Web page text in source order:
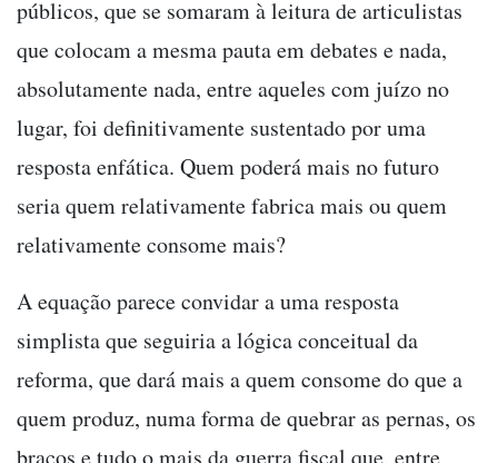
públicos, que se somaram à leitura de articulistas
que colocam a mesma pauta em debates e nada,
absolutamente nada, entre aqueles com juízo no
lugar, foi definitivamente sustentado por uma
resposta enfática. Quem poderá mais no futuro
seria quem relativamente fabrica mais ou quem
relativamente consome mais?
A equação parece convidar a uma resposta
simplista que seguiria a lógica conceitual da
reforma, que dará mais a quem consome do que a
quem produz, numa forma de quebrar as pernas, os
braços e tudo o mais da guerra fiscal que, entre